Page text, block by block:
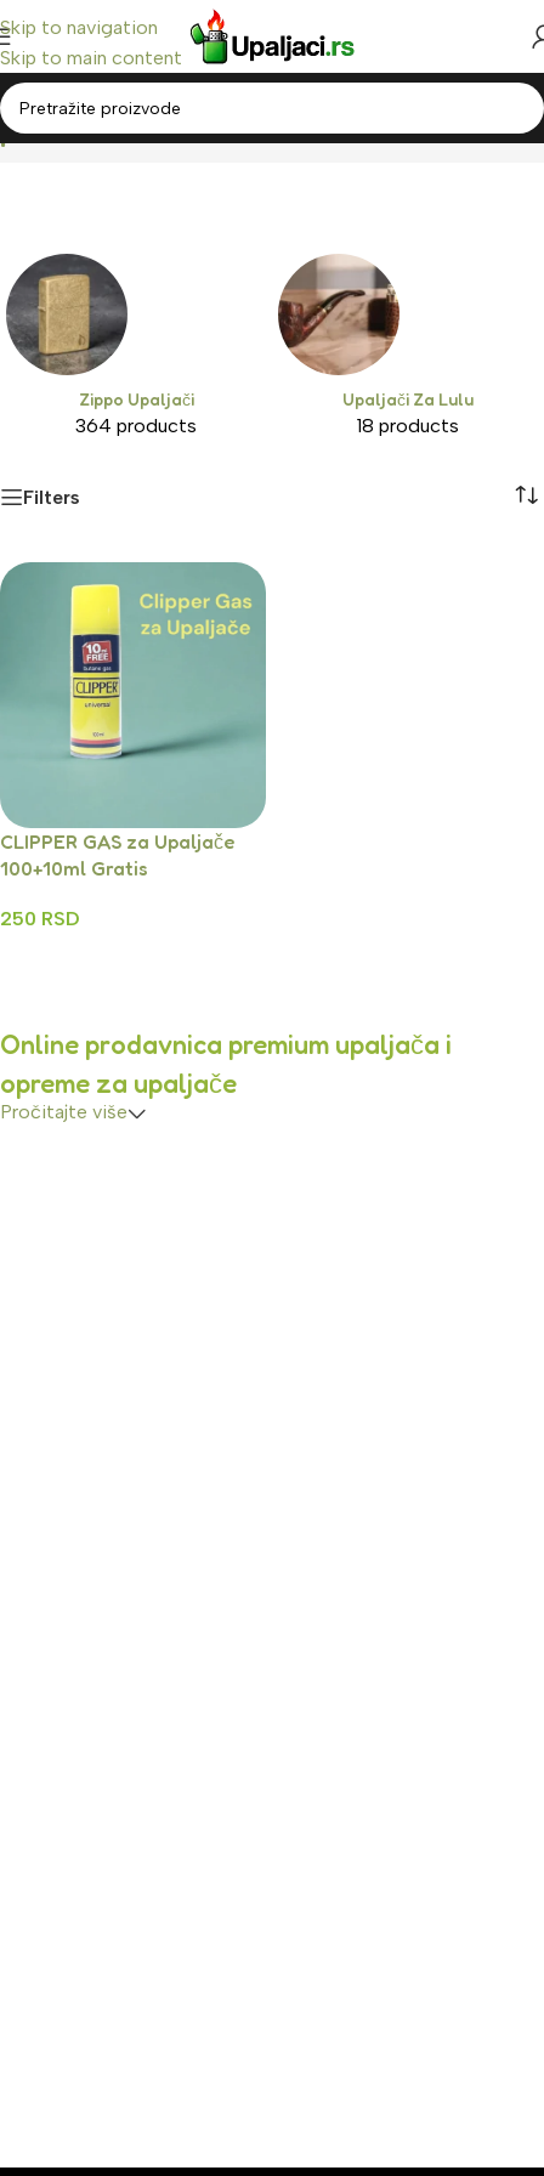
Skip to navigation
Skip to main content
plin Home/Products tagged “plin”
Zippo Upaljači
364 products
Upaljači Za Lulu
18 products
Filters
CLIPPER GAS za Upaljače
100+10ml Gratis
250 RSD
Online prodavnica premium upaljača i
opreme za upaljače
Pročitajte više